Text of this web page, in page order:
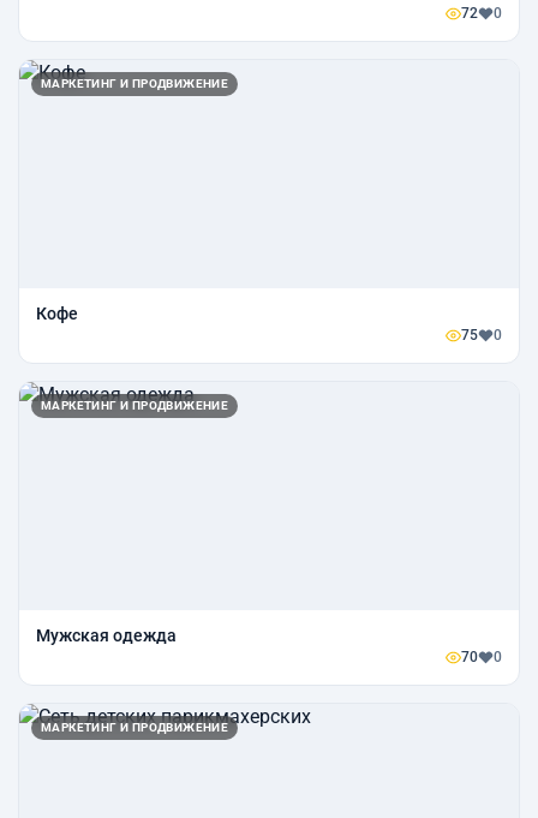
72 0
МАРКЕТИНГ И ПРОДВИЖЕНИЕ
Кофе
75 0
МАРКЕТИНГ И ПРОДВИЖЕНИЕ
Мужская одежда
70 0
МАРКЕТИНГ И ПРОДВИЖЕНИЕ